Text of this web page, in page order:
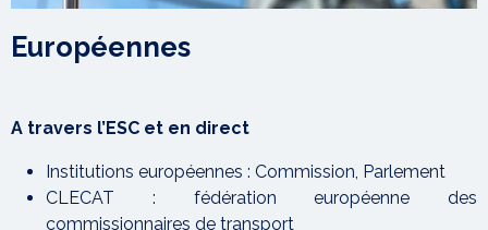
Européennes
A travers l’ESC et en direct
Institutions européennes : Commission, Parlement
CLECAT : fédération européenne des
commissionnaires de transport